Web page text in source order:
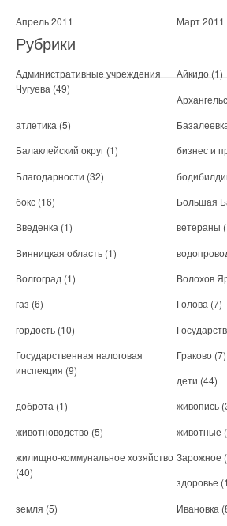
Апрель 2011
Март 2011
Рубрики
Административные учреждения
Чугуева (49)
Айкидо (1)
атлетика (5)
Балаклейский округ (1) бизнес и
Благодарности (32)
бокс (16) Большая
Введенка (1) ветераны
Винницкая область (1)
Волгоград (1) Волохов
газ (6) Голова (7)
гордость (10)
Государственная налоговая
инспекция (9)
Граково (7)
дети (44)
доброта (1) живопись
животноводство (5) животные
жилищно-коммунальное хозяйство
(40)
Зарожное
здоровье
земля (5) Ивановка